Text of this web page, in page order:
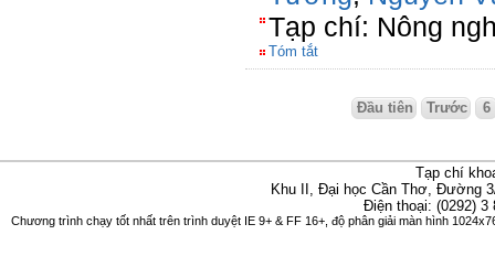
Tạp chí: Nông
Tóm tắt
Đầu tiên Trước 6
Tạp chí
Khu II, Đại học Cần Thơ, Đường
Điện thoại: (0292)
Chương trình chạy tốt nhất trên trình duyệt IE 9+ & FF 16+, độ phân giải màn hình